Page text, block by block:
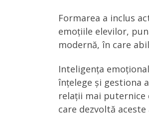
Formarea a inclus
emoțiile elevilor,
modernă, în care
Inteligența
înțelege și gestiona
relații mai puternice
care dezvoltă